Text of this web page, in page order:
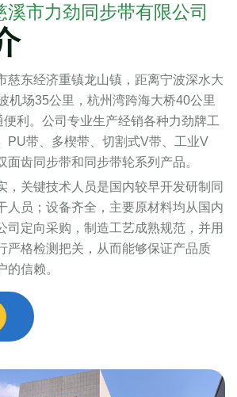
溪市力劲同步带有限公司
慈东经济重镇龙山镇，距离宁波深水大
机场35公里，杭州湾跨海大桥40公里
利。公司专业生产经销各种力劲牌工
PU带、多楔带、切割式V带、工业V
面齿同步带和同步带轮系列产品。
，关键技术人员是国内较早开发研制同
人员；设备齐全，主要原材料均从国内
司定向采购，制造工艺成熟规范，并用
严格检测把关，从而能够保证产品质
的信赖。